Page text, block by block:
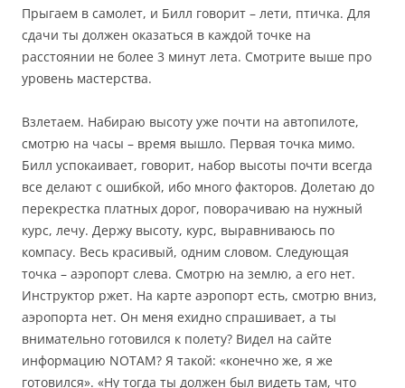
Прыгаем в самолет, и Билл говорит – лети, птичка. Для
сдачи ты должен оказаться в каждой точке на
расстоянии не более 3 минут лета. Смотрите выше про
уровень мастерства.
Взлетаем. Набираю высоту уже почти на автопилоте,
смотрю на часы – время вышло. Первая точка мимо.
Билл успокаивает, говорит, набор высоты почти всегда
все делают с ошибкой, ибо много факторов. Долетаю до
перекрестка платных дорог, поворачиваю на нужный
курс, лечу. Держу высоту, курс, выравниваюсь по
компасу. Весь красивый, одним словом. Следующая
точка – аэропорт слева. Смотрю на землю, а его нет.
Инструктор ржет. На карте аэропорт есть, смотрю вниз,
аэропорта нет. Он меня ехидно спрашивает, а ты
внимательно готовился к полету? Видел на сайте
информацию NOTAM? Я такой: «конечно же, я же
готовился». «Ну тогда ты должен был видеть там, что